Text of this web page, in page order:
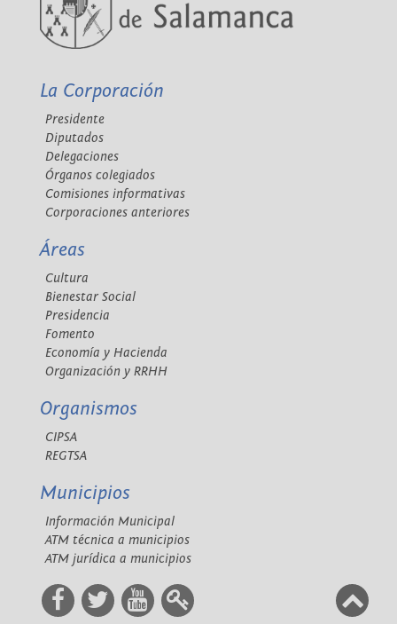
La Corporación
Presidente
Diputados
Delegaciones
Órganos colegiados
Comisiones informativas
Corporaciones anteriores
Áreas
Cultura
Bienestar Social
Presidencia
Fomento
Economía y Hacienda
Organización y RRHH
Organismos
CIPSA
REGTSA
Municipios
Información Municipal
ATM técnica a municipios
ATM jurídica a municipios